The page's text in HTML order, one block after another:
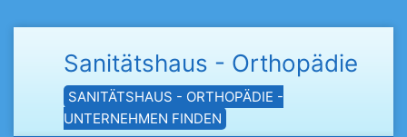
Sanitätshaus - Orthopädie
SANITÄTSHAUS - ORTHOPÄDIE -
UNTERNEHMEN FINDEN